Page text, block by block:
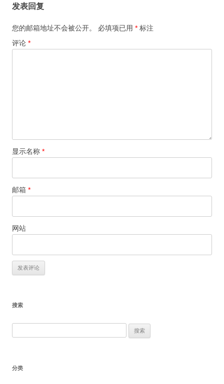
发表回复
您的邮箱地址不会被公开。 必填项已用 * 标注
评论 *
显示名称 *
邮箱 *
网站
搜索
分类